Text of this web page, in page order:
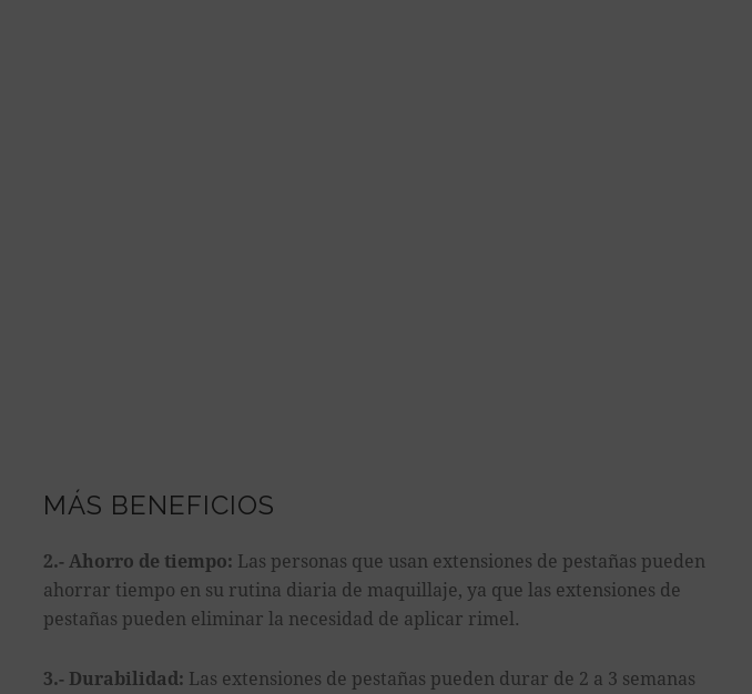
MÁS BENEFICIOS
2.- Ahorro de tiempo: Las personas que usan extensiones de pestañas pueden
ahorrar tiempo en su rutina diaria de maquillaje, ya que las extensiones de
pestañas pueden eliminar la necesidad de aplicar rimel.
3.- Durabilidad: Las extensiones de pestañas pueden durar de 2 a 3 semanas